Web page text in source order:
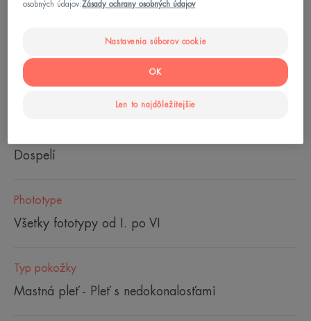
Tuba
Dospelí
Phototype
Všetky fototypy od I. po VI
Typ pokožky
Mastná pleť - Pleť s nedokonalosťami
osobných údajov:Zásady ochrany osobných údajov
Nastavenia súborov cookie
Len to najdôležitejšie
OK